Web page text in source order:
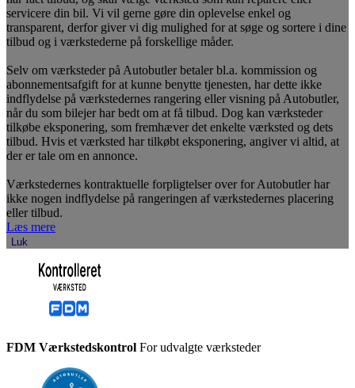
servicere din bil. Vi vil gerne gøre din oplevelse enkel og
transparent, derfor giver vi dig mulighed for at søge og sortere i dine
tilbud og i værkstederne på forskellige måder.
Selv om værksteder på Autobutler betaler bl.a. kommission og
abonnementsafgift for at kunne benytte tjenesten, har dette ikke
indflydelse på værkstedernes rangering eller visning på Autobutler,
når du som bilejer har bedt om at få tilbud. Dog kan værksteder
tilkøbe eksponering, som fremhæver det enkelte værksted og dets
tilbud. Hvis et værksted har tilkøbt eksponering, angiver vi altid, at
der er tale om en annonce.
Værkstedernes kontraktuelle forpligtelser over for Autobutler har
ikke nogen indflydelse på rangeringen af værkstedernes placering
eller tilbud.
Læs mere
Luk
FDM Værkstedskontrol For udvalgte værksteder